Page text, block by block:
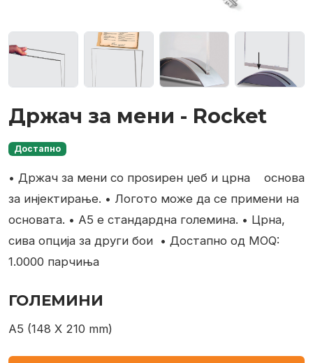
Држач за мени - Rocket
Достапно
• Држач за мени со проѕирен џеб и црна
основа
за инјектирање. • Логото може да се примени на
основата. • А5 е стандардна големина. • Црна,
сива опција за други бои • Достапно од MOQ:
1.0000 парчиња
ГОЛЕМИНИ
A5 (148 X 210 mm)